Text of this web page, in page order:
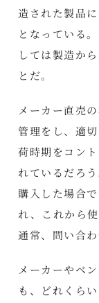
造された製品
となっている
しては製造か
とだ。
メーカー直売
管理をし、適
荷時期をコン
れているだろ
購入した場合
れ、これから
通常、問い合
メーカーやベ
も、どれくら